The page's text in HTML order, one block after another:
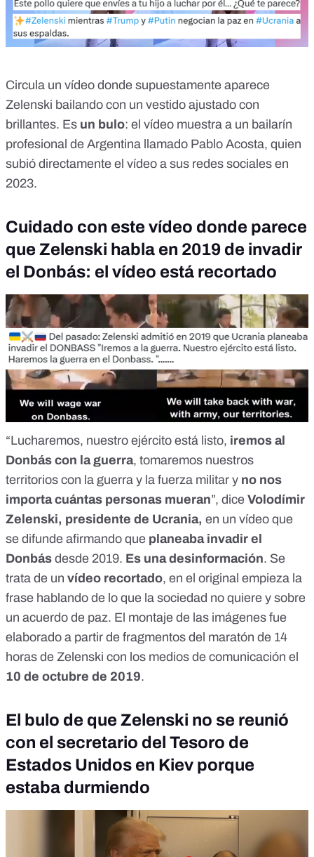
Circula un vídeo donde supuestamente aparece
Zelenski bailando con un vestido ajustado con
brillantes. Es un bulo: el vídeo muestra a un bailarín
profesional de Argentina llamado Pablo Acosta, quien
subió directamente el vídeo a sus redes sociales en
2023.
Cuidado con este vídeo donde parece
que Zelenski habla en 2019 de invadir
el Donbás: el vídeo está recortado
“Lucharemos, nuestro ejército está listo, iremos al
Donbás con la guerra, tomaremos nuestros
territorios con la guerra y la fuerza militar y no nos
importa cuántas personas mueran”, dice Volodímir
Zelenski, presidente de Ucrania, en un vídeo que
se difunde afirmando que planeaba invadir el
Donbás desde 2019. Es una desinformación. Se
trata de un vídeo recortado, en el original empieza la
frase hablando de lo que la sociedad no quiere y sobre
un acuerdo de paz. El montaje de las imágenes fue
elaborado a partir de fragmentos del maratón de 14
horas de Zelenski con los medios de comunicación el
10 de octubre de 2019.
El bulo de que Zelenski no se reunió
con el secretario del Tesoro de
Estados Unidos en Kiev porque
estaba durmiendo